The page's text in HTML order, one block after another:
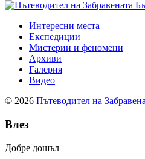
Интересни места
Експедиции
Мистерии и феномени
Архиви
Галерия
Видео
© 2026 Пътеводител на
Влез
Добре дошъл